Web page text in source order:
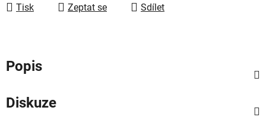
Tisk Zeptat se Sdílet
Popis
Diskuze